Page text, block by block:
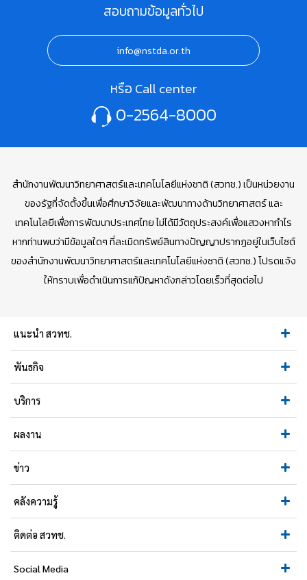
สอบถามข้อมูลทั่วไป
info@nstda.or.th
หรือ Call center
0-2564-8000
สำนักงานพัฒนาวิทยาศาสตร์และเทคโนโลยีแห่งชาติ (สวทช.) เป็นหน่วยงาน
ของรัฐที่จัดตั้งขึ้นเพื่อศึกษาวิจัยและพัฒนาทางด้านวิทยาศาสตร์ และ
เทคโนโลยีเพื่อการพัฒนาประเทศไทย ไม่ได้มีวัตถุประสงค์เพื่อแสวงหากำไร
หากท่านพบว่ามีข้อมูลใดๆ ที่ละเมิดทรัพย์สินทางปัญญาปรากฏอยู่ในเว็บไซต์
ของสำนักงานพัฒนาวิทยาศาสตร์และเทคโนโลยีแห่งชาติ (สวทช.) โปรดแจ้ง
ให้ทราบเพื่อดำเนินการแก้ปัญหาดังกล่าวโดยเร็วที่สุดต่อไป
แนะนำ สวทช.
พันธกิจ
บริการ
ผลงาน
ข่าว
คลังความรู้
ติดต่อ สวทช.
Social Media